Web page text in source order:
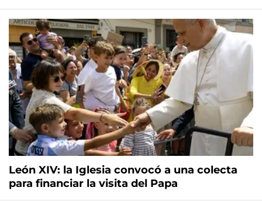
León XIV: la Iglesia convocó a una colecta
para financiar la visita del Papa